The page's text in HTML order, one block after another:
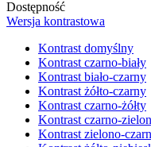
Dostępność
Wersja kontrastowa
Kontrast domyślny
Kontrast czarno-biały
Kontrast biało-czarny
Kontrast żółto-czarny
Kontrast czarno-żółty
Kontrast czarno-
Kontrast zielono-